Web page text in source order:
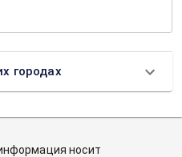
городах
носит